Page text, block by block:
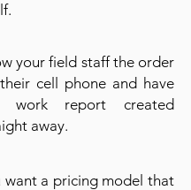
your field staff the order
cell phone and have
work report created
away.
want a pricing model that